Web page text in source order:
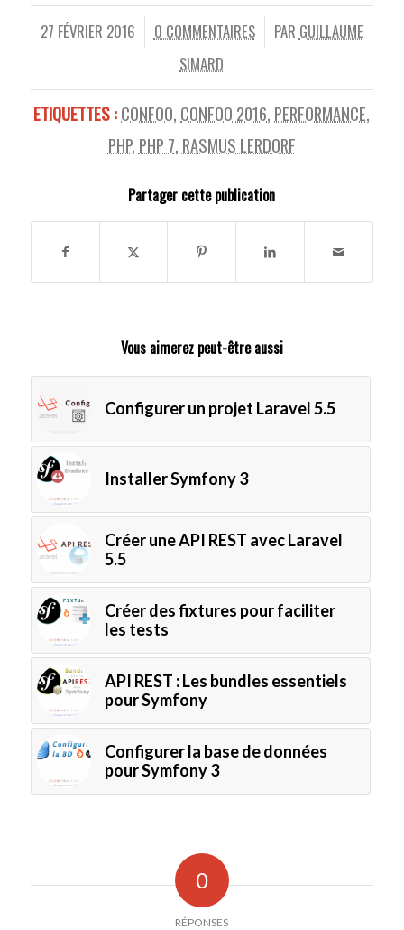
27 FÉVRIER 2016
/ 0 COMMENTAIRES
/ PAR GUILLAUME
SIMARD
ETIQUETTES :CONFOO, CONFOO 2016, PERFORMANCE,
PHP, PHP 7, RASMUS LERDORF
Partager cette publication
Vous aimerez peut-être aussi
Configurer un projet Laravel 5.5
Installer Symfony 3
Créer une API REST avec Laravel
5.5
Créer des fixtures pour faciliter
les tests
API REST : Les bundles essentiels
pour Symfony
Configurer la base de données
pour Symfony 3
0
RÉPONSES